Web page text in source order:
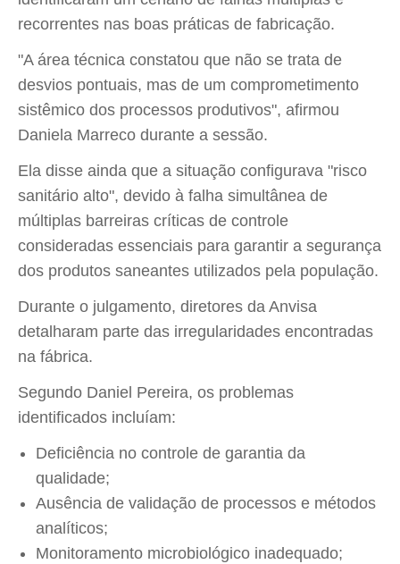
recorrentes nas boas práticas de fabricação.
"A área técnica constatou que não se trata de
desvios pontuais, mas de um comprometimento
sistêmico dos processos produtivos", afirmou
Daniela Marreco durante a sessão.
Ela disse ainda que a situação configurava "risco
sanitário alto", devido à falha simultânea de
múltiplas barreiras críticas de controle
consideradas essenciais para garantir a segurança
dos produtos saneantes utilizados pela população.
Durante o julgamento, diretores da Anvisa
detalharam parte das irregularidades encontradas
na fábrica.
Segundo Daniel Pereira, os problemas
identificados incluíam:
Deficiência no controle de garantia da
qualidade;
Ausência de validação de processos e métodos
analíticos;
Monitoramento microbiológico inadequado;